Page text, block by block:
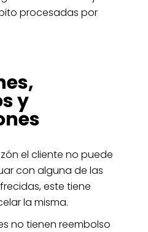
procesadas por
y
el cliente no puede
con alguna de las
este tiene
la misma.
no tienen reembolso